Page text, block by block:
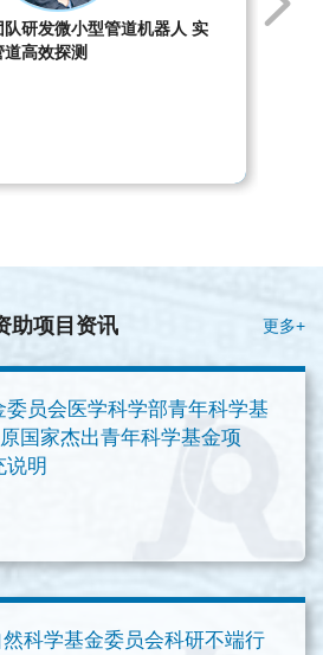
研发微小型管道机器人 实
高效探测
助项目资讯 更多+
委员会医学科学部青年科学基
国家杰出青年科学基金项
说明
科学基金委员会科研不端行